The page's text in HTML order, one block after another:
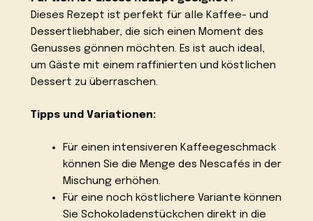
Dieses Rezept ist perfekt für alle Kaffee- und
Dessertliebhaber, die sich einen Moment des
Genusses gönnen möchten. Es ist auch ideal,
um Gäste mit einem raffinierten und köstlichen
Dessert zu überraschen.
Tipps und Variationen:
Für einen intensiveren Kaffeegeschmack
können Sie die Menge des Nescafés in der
Mischung erhöhen.
Für eine noch köstlichere Variante können
Sie Schokoladenstückchen direkt in die